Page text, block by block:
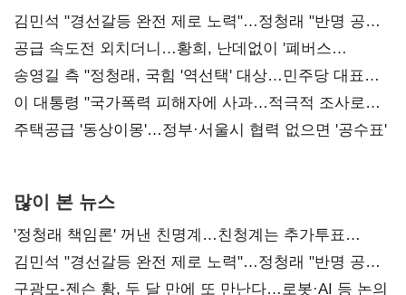
김민석 "경선갈등 완전 제로 노력"…정청래 "반명 공세
사과부터"
공급 속도전 외치더니…황희, 난데없이 '폐버스
리모델링' 제안
송영길 측 "정청래, 국힘 '역선택' 대상…민주당 대표로
총선 지휘 못해"
이 대통령 "국가폭력 피해자에 사과…적극적 조사로
진실 밝혀야"
주택공급 '동상이몽'…정부·서울시 협력 없으면 '공수표'
많이 본 뉴스
'정청래 책임론' 꺼낸 친명계…친청계는 추가투표
때리기
김민석 "경선갈등 완전 제로 노력"…정청래 "반명 공세
사과부터"
구광모-젠슨 황, 두 달 만에 또 만난다…로봇·AI 등 논의